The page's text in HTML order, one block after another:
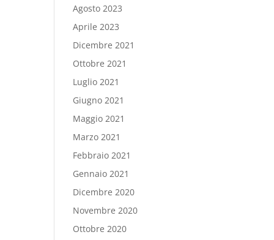
Agosto 2023
Aprile 2023
Dicembre 2021
Ottobre 2021
Luglio 2021
Giugno 2021
Maggio 2021
Marzo 2021
Febbraio 2021
Gennaio 2021
Dicembre 2020
Novembre 2020
Ottobre 2020